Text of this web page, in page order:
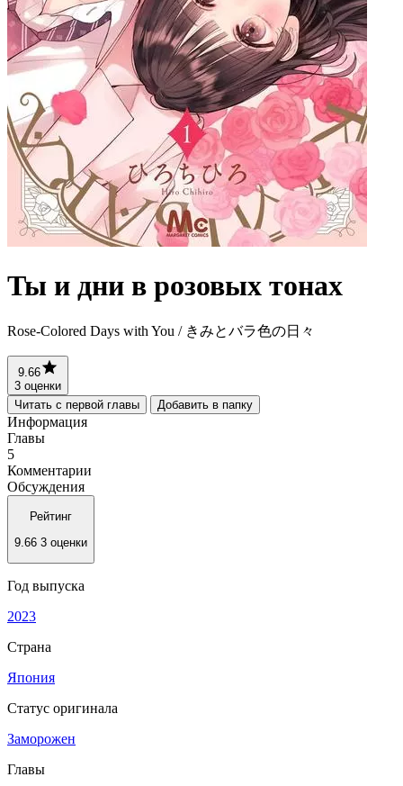
Ты и дни в розовых тонах
Rose-Colored Days with You / きみとバラ色の日々
9.66
3 оценки
Читать с первой главы
Добавить в папку
Информация
Главы
5
Комментарии
Обсуждения
Рейтинг
9.66 3 оценки
Год выпуска
2023
Страна
Япония
Статус оригинала
Заморожен
Главы